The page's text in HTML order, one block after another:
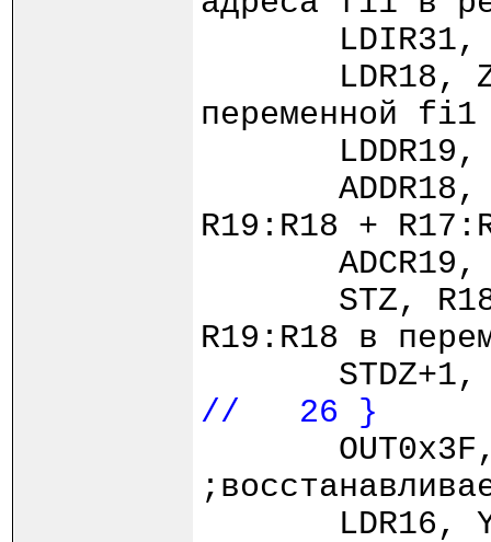
переменной fi1
R19:R18 +
STZ,
R19:R18 в
STDZ+1,
// 26 }